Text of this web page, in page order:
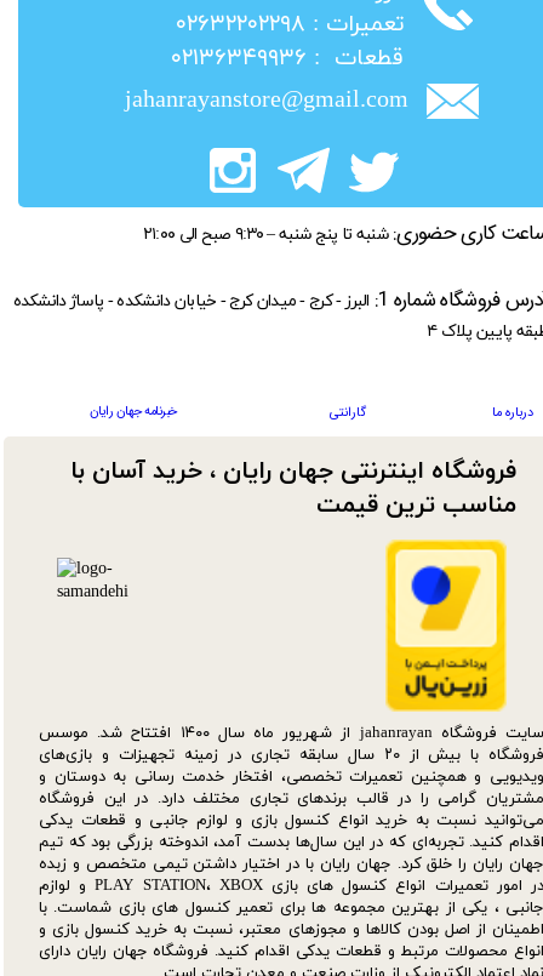
​تعمیرات : ۰۲۶۳۲۲۰۲۲۹۸
​قطعات : ۰۲۱۳۶۳۴۹۹۳۶
jahanrayanstore@gmail.com
سایت فروشگاه jahanrayan از شهریور ماه سال ۱۴۰۰ افتتاح شد. موسس
فروشگاه با بیش از ۲۰ سال سابقه تجاری در زمینه تجهیزات و بازی‌های
ویدیویی و همچنین تعمیرات تخصصی، افتخار خدمت رسانی به دوستان و
مشتریان گرامی را در قالب برندهای تجاری مختلف دارد. در این فروشگاه
می‌توانید نسبت به خرید انواع کنسول بازی و لوازم جانبی و قطعات یدکی‌
اقدام کنید. تجربه‌ای که در این سال‌ها بدست آمد، اندوخته بزرگی بود که تیم
جهان رایان را خلق کرد. جهان رایان با در اختیار داشتن تیمی متخصص و زبده
در امور تعمیرات انواع کنسول های بازی PLAY STATION، XBOX و لوازم
جانبی ، یکی از بهترین مجموعه ها برای تعمیر کنسول های بازی شماست. با
اطمینان از اصل بودن کالاها و مجوزهای معتبر، نسبت به خرید کنسول بازی و
انواع محصولات مرتبط و قطعات یدکی اقدام کنید. فروشگاه جهان رایان دارای
فروشگاه اینترنتی جهان رایان ، خرید آسان با
مناسب ترین قیمت​​​​​​​
کاری حضوری: شنبه تا پنج شنبه – ۹:۳۰ صبح الی ۲۱:۰۰
درباره ما گارانتی خبرنامه جهان رایان
فروشگاه شماره 1:
البرز - کرج - میدان کرج - خیابان دانشکده - پاساژ دانشکده
پایین پلاک ۴